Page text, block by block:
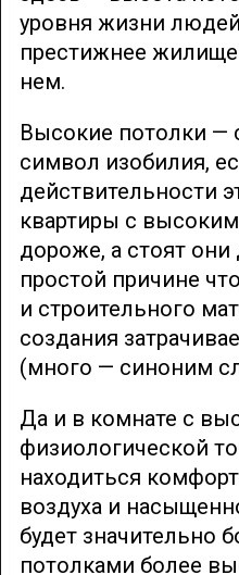
уровня жизни
престижнее
нем.
Высокие потолки —
символ изобилия,
действительности
квартиры с
дороже, а стоят
простой причине
и строительного
создания
(много — синоним
Да и в комнате с
физиологической
находиться
воздуха и
будет значительно
потолками более